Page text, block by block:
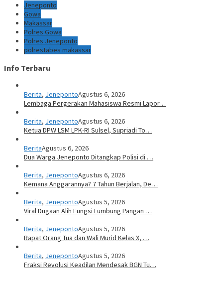
Jeneponto
Gowa
Makassar
Polres Gowa
Polres Jeneponto
polrestabes makassar
Info Terbaru
Berita, JenepontoAgustus 6, 2026
Lembaga Pergerakan Mahasiswa Resmi Lapor…
Berita, JenepontoAgustus 6, 2026
Ketua DPW LSM LPK-RI Sulsel, Supriadi To…
BeritaAgustus 6, 2026
Dua Warga Jeneponto Ditangkap Polisi di …
Berita, JenepontoAgustus 6, 2026
Kemana Anggarannya? 7 Tahun Berjalan, De…
Berita, JenepontoAgustus 5, 2026
Viral Dugaan Alih Fungsi Lumbung Pangan …
Berita, JenepontoAgustus 5, 2026
Rapat Orang Tua dan Wali Murid Kelas X, …
Berita, JenepontoAgustus 5, 2026
Fraksi Revolusi Keadilan Mendesak BGN Tu…